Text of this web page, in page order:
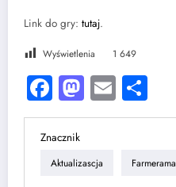
Link do gry: tutaj.
Wyświetlenia 1 649
Facebook
Mastodon
Email
Znacznik
Aktualizascja Farmerama